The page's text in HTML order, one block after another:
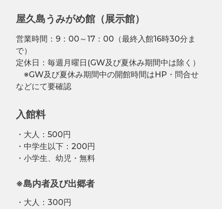
屋久島うみがめ館（展示館）
営業時間：9：00～17：00（最終入館16時30分ま
で）
定休日：毎週月曜日(GW及び夏休み期間中は除く）
※GW及び夏休み期間中の開館時間はHP・問合せ
などにて要確認
入館料
・大人：500円
・中学生以下：200円
・小学生、幼児・無料
※島内者及び出郷者
・大人：300円